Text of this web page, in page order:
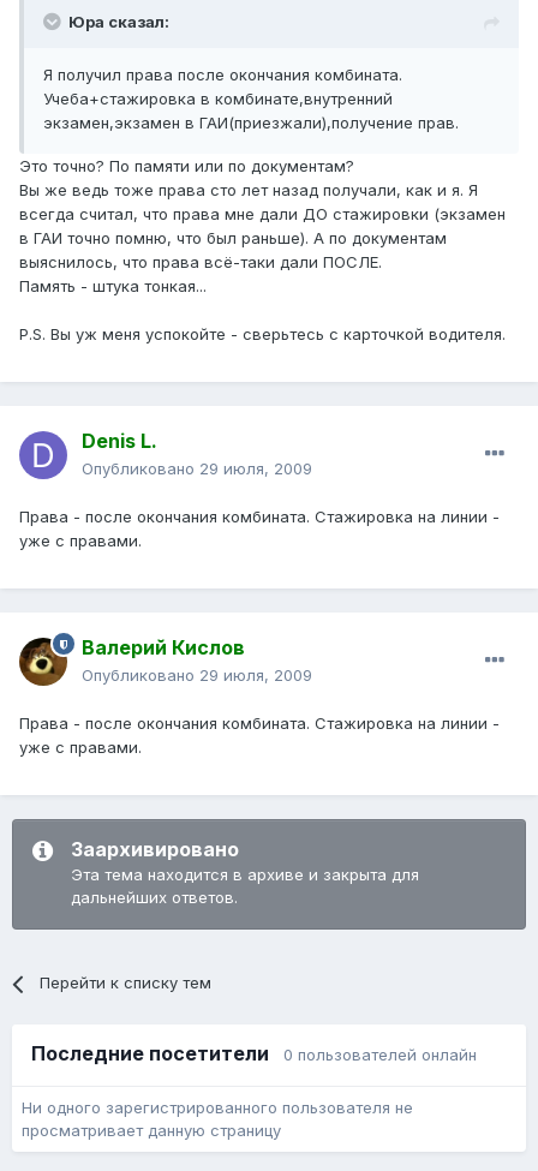
Юра сказал:
Я получил права после окончания комбината.
Учеба+стажировка в комбинате,внутренний
экзамен,экзамен в ГАИ(приезжали),получение прав.
Это точно? По памяти или по документам?
Вы же ведь тоже права сто лет назад получали, как и я. Я
всегда считал, что права мне дали ДО стажировки (экзамен
в ГАИ точно помню, что был раньше). А по документам
выяснилось, что права всё-таки дали ПОСЛЕ.
Память - штука тонкая...
P.S. Вы уж меня успокойте - сверьтесь с карточкой водителя.
Denis L.
Опубликовано 29 июля, 2009
Права - после окончания комбината. Стажировка на линии -
уже с правами.
Валерий Кислов
Опубликовано 29 июля, 2009
Права - после окончания комбината. Стажировка на линии -
уже с правами.
Заархивировано
Эта тема находится в архиве и закрыта для
дальнейших ответов.
Перейти к списку тем
Последние посетители 0 пользователей онлайн
Ни одного зарегистрированного пользователя не
просматривает данную страницу